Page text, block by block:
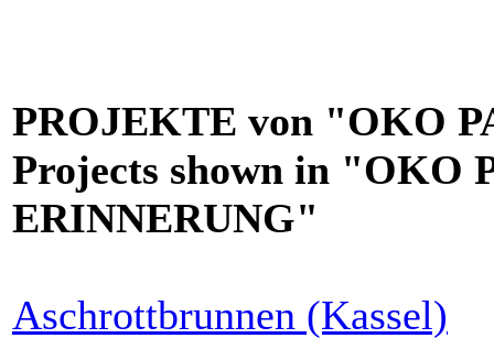
PROJEKTE von "OKO
Projects shown in "OKO
ERINNERUNG"
Aschrottbrunnen (Kassel)